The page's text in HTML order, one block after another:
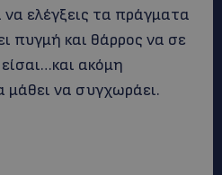
να ελέγξεις τα πράγματα
πυγμή και θάρρος να σε
ακόμη
μάθει να συγχωράει.